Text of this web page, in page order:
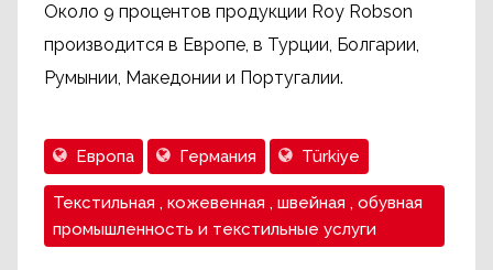
Около 9 процентов продукции Roy Robson
производится в Европе, в Турции, Болгарии,
Румынии, Македонии и Португалии.
Европа Германия Türkiye
Текстильная , кожевенная , швейная , обувная
промышленность и текстильные услуги